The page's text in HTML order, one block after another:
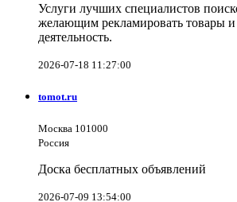
Услуги лучших специалистов
желающим рекламировать товары
деятельность.
2026-07-18 11:27:00
tomot.ru
Москва 101000
Россия
Доска бесплатных объявлений
2026-07-09 13:54:00